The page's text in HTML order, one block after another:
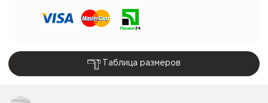
Таблица размеров